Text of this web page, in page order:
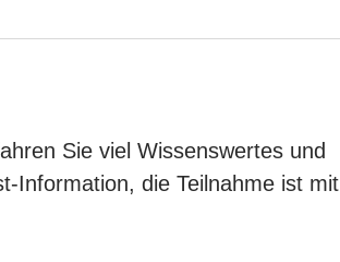
Sie viel Wissenswertes und
Information, die Teilnahme ist mit